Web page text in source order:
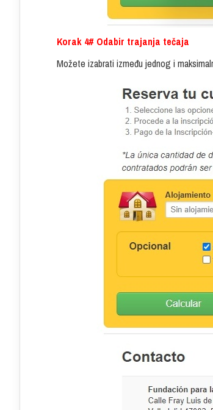
Korak 4# Odabir trajanja tečaja
Možete izabrati između jednog i